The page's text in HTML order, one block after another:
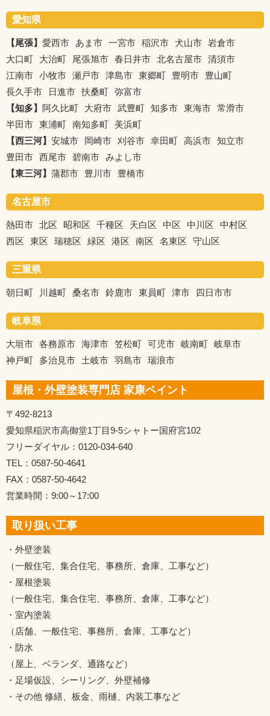
愛知県
【尾張】 愛西市 あま市 一宮市 稲沢市 犬山市 岩倉市
大口町
大治町 尾張旭市 春日井市 北名古屋市 清須市
江南市 小牧市 瀬戸市 津島市 東郷町 豊明市
豊山町
長久手市
日進市 扶桑町 弥富市
【知多】 阿久比町 大府市 武豊町 知多市 東海市 常滑市
半田市 東浦町 南知多町
美浜町
【西三河】 安城市 岡崎市 刈谷市 幸田町 高浜市 知立市
豊田市 西尾市 碧南市 みよし市
【東三河】 蒲郡市 豊川市 豊橋市
名古屋市
熱田市 北区 昭和区 千種区 天白区 中区 中川区
中村区
西区
東区 瑞穂区 緑区 港区 南区 名東区 守山区
三重県
朝日町 川越町 桑名市 鈴鹿市 東員町 津市 四日市市
岐阜県
大垣市 各務原市 海津市 笠松町 可児市 岐南町 岐阜市
神戸町
多治見市 土岐市 羽島市 瑞浪市
屋根・外壁塗装専門店 家康ペイント
〒492-8213
愛知県稲沢市高御堂1丁目9-5シャトー国府宮102
フリーダイヤル：0120-034-640
TEL：0587-50-4641
FAX：0587-50-4642
営業時間：9:00～17:00
取り扱い工事
・外壁塗装
（一般住宅、集合住宅、事務所、倉庫、工事など）
・屋根塗装
（一般住宅、集合住宅、事務所、倉庫、工事など）
・室内塗装
（店舗、一般住宅、事務所、倉庫、工事など）
・防水
（屋上、ベランダ、通路など）
・足場仮設、シーリング、外壁補修
・その他 修繕、板金、雨樋、内装工事など